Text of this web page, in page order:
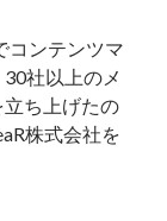
コンテンツマ
社以上のメ
ち上げたの
株式会社を